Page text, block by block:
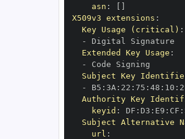
asn :
X509v3 extensions :
Key Usage (critical) :
-
Extended Key Usage :
-
Subject Key
-
B5 : 3A : 22 : 75 : 48 : 10 :
Authority Key
keyid : DF : D3 : E9 : CF :
Subject Alternative
url :